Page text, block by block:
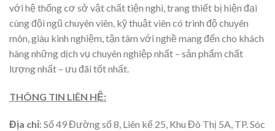
với hệ thống cơ sở vật chất tiện nghi, trang thiết bị hiện đại
cùng đội ngũ chuyên viên, kỹ thuật viên có trình độ chuyên
môn, giàu kinh nghiệm, tận tâm với nghề mang đến cho khách
hàng những dịch vụ chuyên nghiệp nhất – sản phẩm chất
lượng nhất – ưu đãi tốt nhất.
THÔNG TIN LIÊN HỆ:
Địa chỉ: Số49 Đường số 8, Liên kế 25, Khu Đô Thị 5A, TP. Sóc